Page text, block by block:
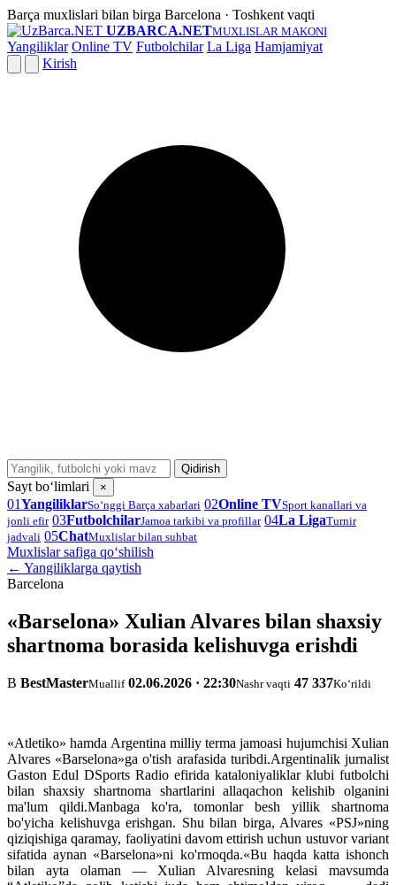
Barça muxlislari bilan birga Barcelona · Toshkent vaqti
UZBARCA.NETMUXLISLAR MAKONI
Yangiliklar Online TV Futbolchilar La Liga Hamjamiyat
Kirish
Qidirish
Sayt bo‘limlari ×
01YangiliklarSo‘nggi Barça xabarlari 02Online TVSport kanallari va
jonli efir 03FutbolchilarJamoa tarkibi va profillar 04La LigaTurnir
jadvali 05ChatMuxlislar bilan suhbat
Muxlislar safiga qo‘shilish
← Yangiliklarga qaytish
Barcelona
«Barselona» Xulian Alvares bilan shaxsiy
shartnoma borasida kelishuvga erishdi
B BestMasterMuallif 02.06.2026 · 22:30Nashr vaqti 47 337Ko‘rildi
«Atletiko» hamda Argentina milliy terma jamoasi hujumchisi Xulian
Alvares «Barselona»ga o'tish arafasida turibdi.Argentinalik jurnalist
Gaston Edul DSports Radio efirida kataloniyaliklar klubi futbolchi
bilan shaxsiy shartnoma shartlarini allaqachon kelishib olganini
ma'lum qildi.Manbaga ko'ra, tomonlar besh yillik shartnoma
bo'yicha kelishuvga erishgan. Shu bilan birga, Alvares «PSJ»ning
qiziqishiga qaramay, faoliyatini davom ettirish uchun ustuvor variant
sifatida aynan «Barselona»ni ko'rmoqda.«Bu haqda katta ishonch
bilan ayta olaman — Xulian Alvaresning kelasi mavsumda